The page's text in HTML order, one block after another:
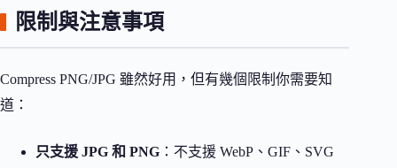
限制與注意事項
Compress PNG/JPG 雖然好用，但有幾個限制你需要知
道：
只支援 JPG 和 PNG ：不支援 WebP、GIF、SVG